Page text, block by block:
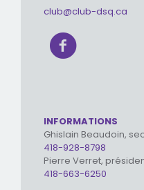
club@club-dsq.ca
INFORMATIONS
Ghislain Beaudoin,
418-928-8798
Pierre Verret,
418-663-6250